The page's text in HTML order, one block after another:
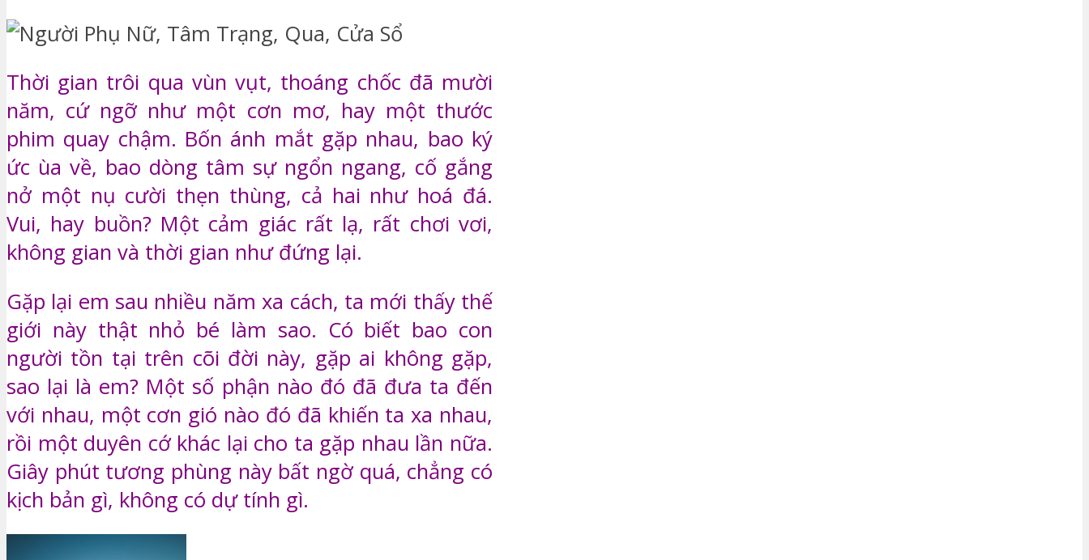
Thời gian trôi qua vùn vụt, thoáng chốc đã mười
năm, cứ ngỡ như một cơn mơ, hay một thước
phim quay chậm. Bốn ánh mắt gặp nhau, bao ký
ức ùa về, bao dòng tâm sự ngổn ngang, cố gắng
nở một nụ cười thẹn thùng, cả hai như hoá đá.
Vui, hay buồn? Một cảm giác rất lạ, rất chơi vơi,
không gian và thời gian như đứng lại.
Gặp lại em sau nhiều năm xa cách, ta mới thấy thế
giới này thật nhỏ bé làm sao. Có biết bao con
người tồn tại trên cõi đời này, gặp ai không gặp,
sao lại là em? Một số phận nào đó đã đưa ta đến
với nhau, một cơn gió nào đó đã khiến ta xa nhau,
rồi một duyên cớ khác lại cho ta gặp nhau lần nữa.
Giây phút tương phùng này bất ngờ quá, chẳng có
kịch bản gì, không có dự tính gì.